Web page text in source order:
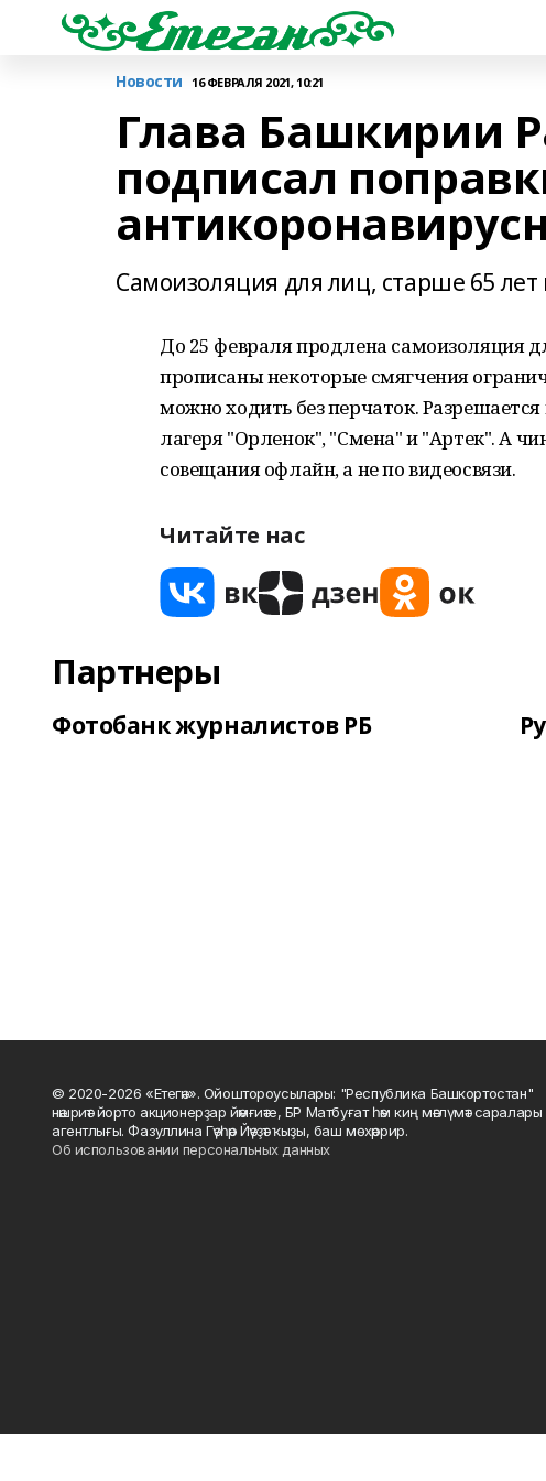
Новости 16 ФЕВРАЛЯ 2021, 10:21
Глава Башкирии
подписал
Самоизоляция для лиц, старше 65
До 25 февраля продлена самоизоляция
прописаны некоторые смягчения
можно ходить без перчаток.
лагеря "Орленок", "Смена" и "Артек". А
совещания офлайн, а не по видеосвязи.
Читайте нас
Партнеры
Фотобанк журналистов РБ
© 2020-2026 «Етегән». Ойоштороусылары: "Республика Башкортостан"
нәшриәт йорто акционерҙар йәмғиәте, БР Матбуғат һәм киң мәғлүмәт саралары
агентлығы. Фазуллина Гәүһәр Йәүҙәт ҡыҙы, баш мөхәррир.
Об использовании персональных данных